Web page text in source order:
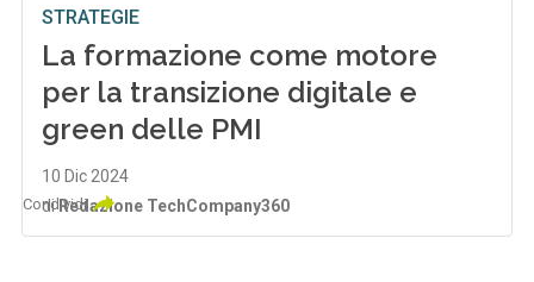
STRATEGIE
La formazione come motore
per la transizione digitale e
green delle PMI
10 Dic 2024
diRedazione TechCompany360
Condividi